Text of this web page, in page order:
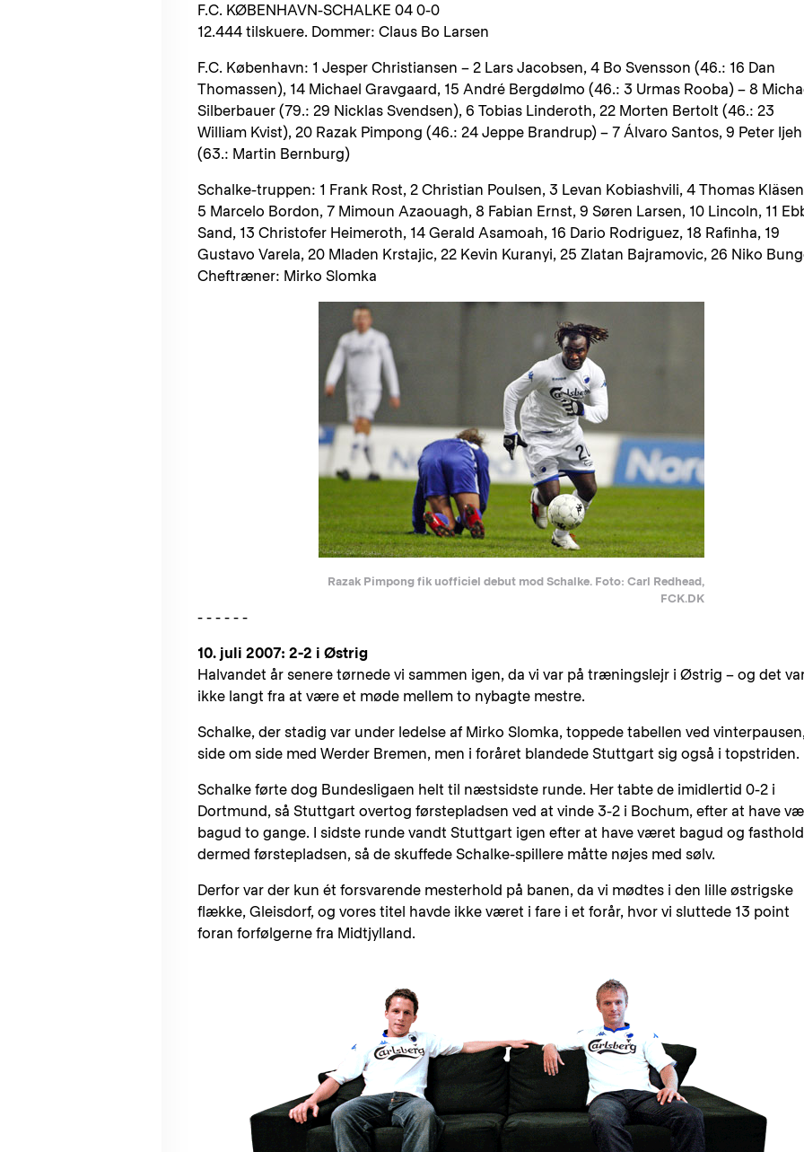
F.C. KØBENHAVN-SCHALKE 04 0-0
12.444 tilskuere. Dommer: Claus Bo Larsen
F.C. København: 1 Jesper Christiansen – 2 Lars Jacobsen, 4 Bo Svensson (46.: 16 Dan
Thomassen), 14 Michael Gravgaard, 15 André Bergdølmo (46.: 3 Urmas Rooba) – 8
Silberbauer (79.: 29 Nicklas Svendsen), 6 Tobias Linderoth, 22 Morten Bertolt (46.: 23
William Kvist), 20 Razak Pimpong (46.: 24 Jeppe Brandrup) – 7 Álvaro Santos, 9 Peter Ijeh
(63.: Martin Bernburg)
Schalke-truppen: 1 Frank Rost, 2 Christian Poulsen, 3 Levan Kobiashvili, 4 Thomas
5 Marcelo Bordon, 7 Mimoun Azaouagh, 8 Fabian Ernst, 9 Søren Larsen, 10 Lincoln, 11
Sand, 13 Christofer Heimeroth, 14 Gerald Asamoah, 16 Dario Rodriguez, 18 Rafinha, 19
Gustavo Varela, 20 Mladen Krstajic, 22 Kevin Kuranyi, 25 Zlatan Bajramovic, 26 Niko
Cheftræner: Mirko Slomka
Razak Pimpong fik uofficiel debut mod Schalke. Foto: Carl Redhead,
FCK.DK
- - - - - -
10. juli 2007: 2-2 i Østrig
Halvandet år senere tørnede vi sammen igen, da vi var på træningslejr i Østrig – og det
ikke langt fra at være et møde mellem to nybagte mestre.
Schalke, der stadig var under ledelse af Mirko Slomka, toppede tabellen ved
side om side med Werder Bremen, men i foråret blandede Stuttgart sig også i topstriden.
Schalke førte dog Bundesligaen helt til næstsidste runde. Her tabte de imidlertid 0-2 i
Dortmund, så Stuttgart overtog førstepladsen ved at vinde 3-2 i Bochum, efter at have
bagud to gange. I sidste runde vandt Stuttgart igen efter at have været bagud og
dermed førstepladsen, så de skuffede Schalke-spillere måtte nøjes med sølv.
Derfor var der kun ét forsvarende mesterhold på banen, da vi mødtes i den lille østrigske
flække, Gleisdorf, og vores titel havde ikke været i fare i et forår, hvor vi sluttede 13 point
foran forfølgerne fra Midtjylland.